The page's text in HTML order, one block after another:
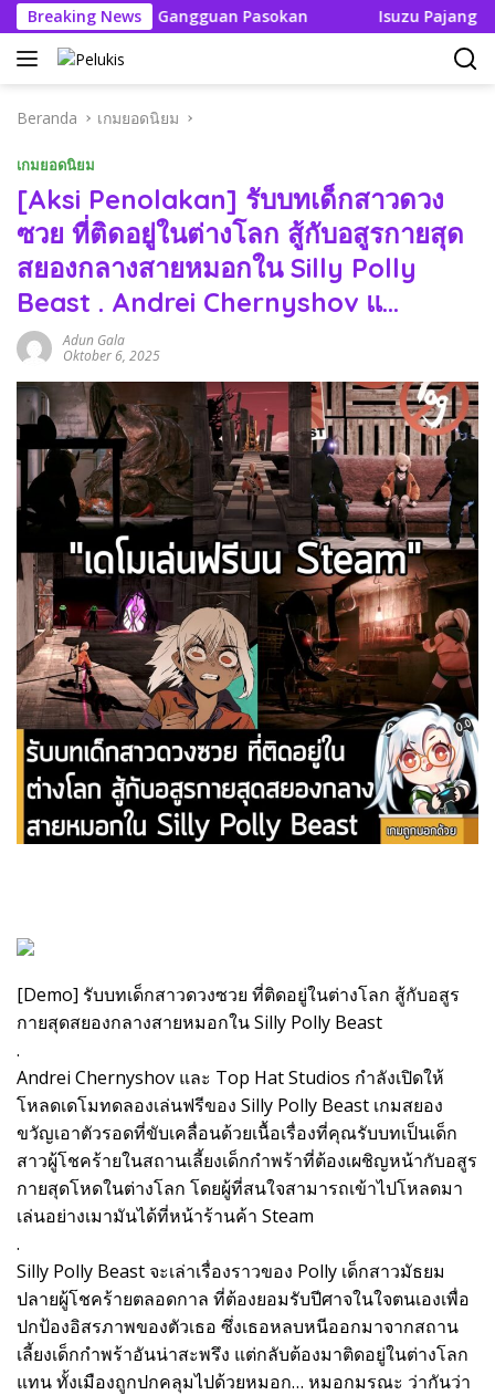
Langsung
ke
konten
Breaking News
Ada Gangguan Pasokan Isuzu Pajang
Beranda เกมยอดนิยม
เกมยอดนิยม
[Aksi Penolakan] รับบทเด็กสาวดวง
ซวย ที่ติดอยู่ในต่างโลก สู้กับอสูรกายสุด
สยองกลางสายหมอกใน Silly Polly
Beast . Andrei Chernyshov แ…
Adun Gala
Oktober 6, 2025
[Demo] รับบทเด็กสาวดวงซวย ที่ติดอยู่ในต่างโลก สู้กับอสูร
กายสุดสยองกลางสายหมอกใน Silly Polly Beast
.
Andrei Chernyshov และ Top Hat Studios กำลังเปิดให้
โหลดเดโมทดลองเล่นฟรีของ Silly Polly Beast เกมสยอง
ขวัญเอาตัวรอดที่ขับเคลื่อนด้วยเนื้อเรื่องที่คุณรับบทเป็นเด็ก
สาวผู้โชคร้ายในสถานเลี้ยงเด็กกำพร้าที่ต้องเผชิญหน้ากับอสูร
กายสุดโหดในต่างโลก โดยผู้ที่สนใจสามารถเข้าไปโหลดมา
เล่นอย่างเมามันได้ที่หน้าร้านค้า Steam
.
Silly Polly Beast จะเล่าเรื่องราวของ Polly เด็กสาวมัธยม
ปลายผู้โชคร้ายตลอดกาล ที่ต้องยอมรับปีศาจในใจตนเองเพื่อ
ปกป้องอิสรภาพของตัวเธอ ซึ่งเธอหลบหนีออกมาจากสถาน
เลี้ยงเด็กกำพร้าอันน่าสะพรึง แต่กลับต้องมาติดอยู่ในต่างโลก
แทน ทั้งเมืองถูกปกคลุมไปด้วยหมอก… หมอกมรณะ ว่ากันว่า